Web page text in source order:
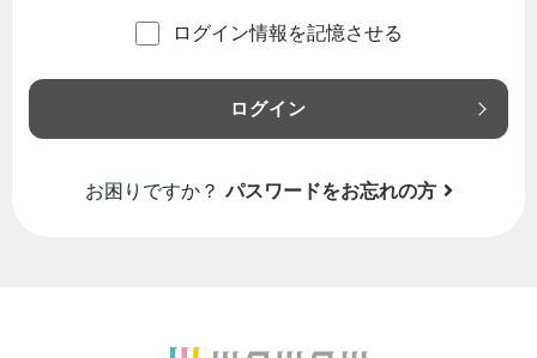
ログイン情報を記憶させる
ログイン
お困りですか？ パスワードをお忘れの方